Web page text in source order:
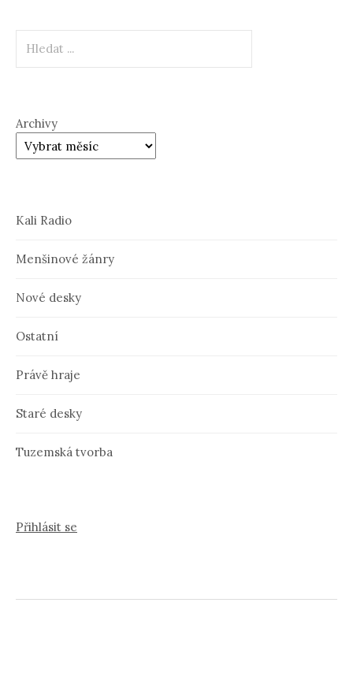
Archivy
Kali Radio
Menšinové žánry
Nové desky
Ostatní
Právě hraje
Staré desky
Tuzemská tvorba
Přihlásit se